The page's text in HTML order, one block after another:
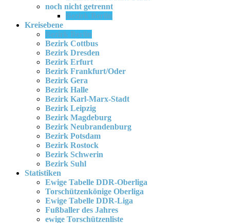
noch nicht getrennt
Bezirk Berlin
Kreisebene
Bezirk Berlin
Bezirk Cottbus
Bezirk Dresden
Bezirk Erfurt
Bezirk Frankfurt/Oder
Bezirk Gera
Bezirk Halle
Bezirk Karl-Marx-Stadt
Bezirk Leipzig
Bezirk Magdeburg
Bezirk Neubrandenburg
Bezirk Potsdam
Bezirk Rostock
Bezirk Schwerin
Bezirk Suhl
Statistiken
Ewige Tabelle DDR-Oberliga
Torschützenkönige Oberliga
Ewige Tabelle DDR-Liga
Fußballer des Jahres
ewige Torschützenliste